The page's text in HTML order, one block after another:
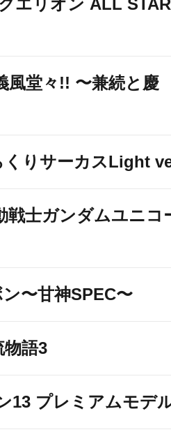
エリオン ALL
風堂々!! 〜兼続と慶
くりサーカスLight
戦士ガンダムユニコ
〜甘神SPEC〜
語3
13 プレミアムモデ